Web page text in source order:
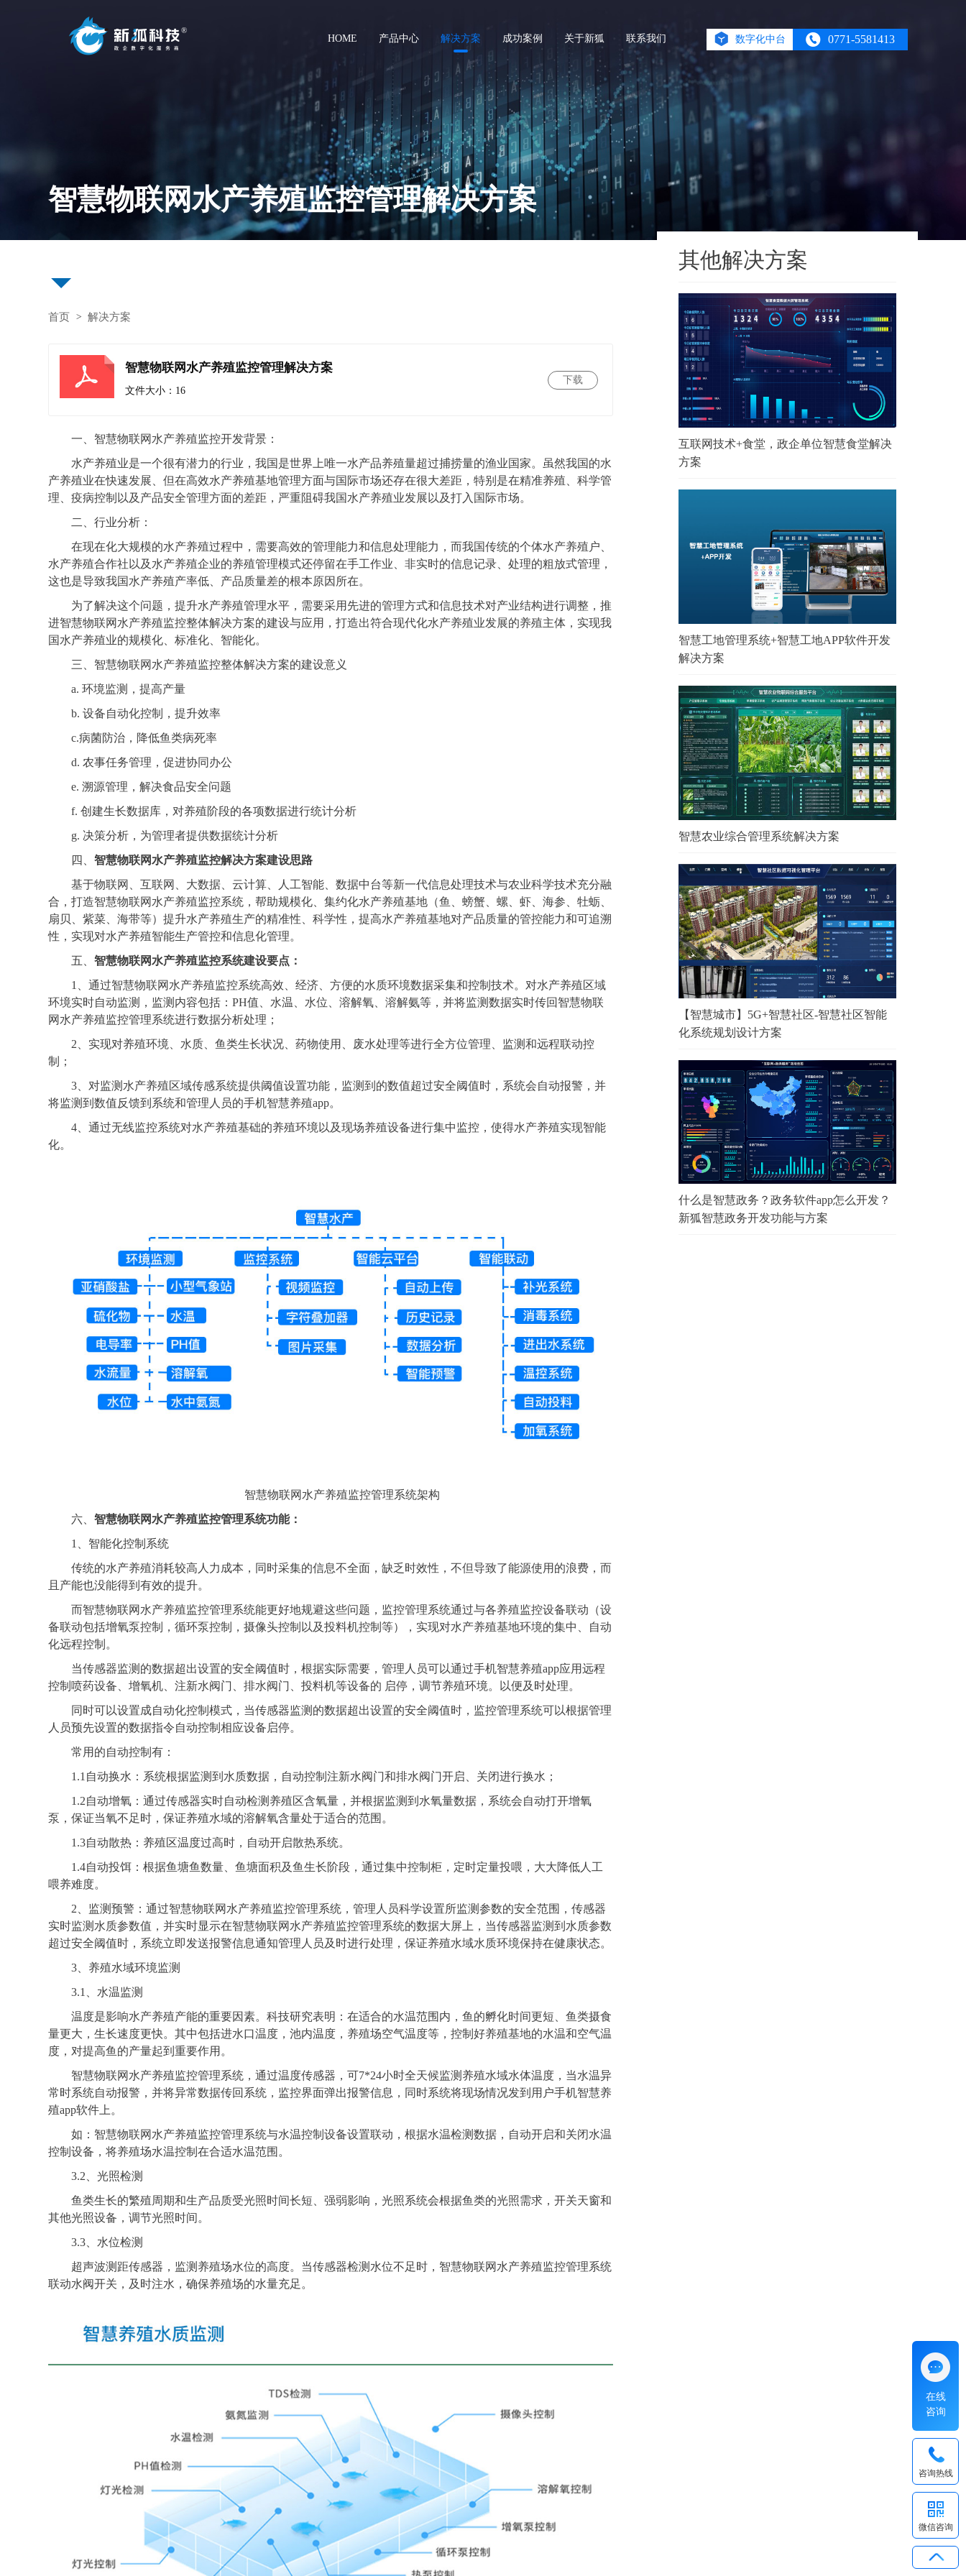
HOME 产品中心
应用监控预警服务
研发中台
云门户管理平台
单点登录服务(Cas)
工作流管理平台
统一权限管理服务
数据中台
数据治理&数据上报
数据集成服务
数据开发服务
主数据管理服务
数据安全网关
数字化中台架构
解决方案 成功案例 关于新狐 联系我们 数字化中台 0771-5581413
智慧物联网水产养殖监控管理解决方案
首页 > 解决方案
智慧物联网水产养殖监控管理解决方案
文件大小：16
下载
一、智慧物联网水产养殖监控开发背景：
水产养殖业是一个很有潜力的行业，我国是世界上唯一水产品养殖量超过捕捞量的渔业国家。虽然我国的水
产养殖业在快速发展、但在高效水产养殖基地管理方面与国际市场还存在很大差距，特别是在精准养殖、科学管
理、疫病控制以及产品安全管理方面的差距，严重阻碍我国水产养殖业发展以及打入国际市场。
二、行业分析：
在现在化大规模的水产养殖过程中，需要高效的管理能力和信息处理能力，而我国传统的个体水产养殖户、
水产养殖合作社以及水产养殖企业的养殖管理模式还停留在手工作业、非实时的信息记录、处理的粗放式管理，
这也是导致我国水产养殖产率低、产品质量差的根本原因所在。
为了解决这个问题，提升水产养殖管理水平，需要采用先进的管理方式和信息技术对产业结构进行调整，推
进智慧物联网水产养殖监控整体解决方案的建设与应用，打造出符合现代化水产养殖业发展的养殖主体，实现我
国水产养殖业的规模化、标准化、智能化。
三、智慧物联网水产养殖监控整体解决方案的建设意义
a. 环境监测，提高产量
b. 设备自动化控制，提升效率
c.病菌防治，降低鱼类病死率
d. 农事任务管理，促进协同办公
e. 溯源管理，解决食品安全问题
f. 创建生长数据库，对养殖阶段的各项数据进行统计分析
g. 决策分析，为管理者提供数据统计分析
四、智慧物联网水产养殖监控解决方案建设思路
基于物联网、互联网、大数据、云计算、人工智能、数据中台等新一代信息处理技术与农业科学技术充分融
合，打造智慧物联网水产养殖监控系统，帮助规模化、集约化水产养殖基地（鱼、螃蟹、螺、虾、海参、牡蛎、
扇贝、紫菜、海带等）提升水产养殖生产的精准性、科学性，提高水产养殖基地对产品质量的管控能力和可追溯
性，实现对水产养殖智能生产管控和信息化管理。
五、智慧物联网水产养殖监控系统建设要点：
1、通过智慧物联网水产养殖监控系统高效、经济、方便的水质环境数据采集和控制技术。对水产养殖区域
环境实时自动监测，监测内容包括：PH值、水温、水位、溶解氧、溶解氨等，并将监测数据实时传回智慧物联
网水产养殖监控管理系统进行数据分析处理；
2、实现对养殖环境、水质、鱼类生长状况、药物使用、废水处理等进行全方位管理、监测和远程联动控
制；
3、对监测水产养殖区域传感系统提供阈值设置功能，监测到的数值超过安全阈值时，系统会自动报警，并
将监测到数值反馈到系统和管理人员的手机智慧养殖app。
4、通过无线监控系统对水产养殖基础的养殖环境以及现场养殖设备进行集中监控，使得水产养殖实现智能
化。
智慧物联网水产养殖监控管理系统架构
六、智慧物联网水产养殖监控管理系统功能：
1、智能化控制系统
传统的水产养殖消耗较高人力成本，同时采集的信息不全面，缺乏时效性，不但导致了能源使用的浪费，而
且产能也没能得到有效的提升。
而智慧物联网水产养殖监控管理系统能更好地规避这些问题，监控管理系统通过与各养殖监控设备联动（设
备联动包括增氧泵控制，循环泵控制，摄像头控制以及投料机控制等），实现对水产养殖基地环境的集中、自动
化远程控制。
当传感器监测的数据超出设置的安全阈值时，根据实际需要，管理人员可以通过手机智慧养殖app应用远程
控制喷药设备、增氧机、注新水阀门、排水阀门、投料机等设备的 启停，调节养殖环境。以便及时处理。
同时可以设置成自动化控制模式，当传感器监测的数据超出设置的安全阈值时，监控管理系统可以根据管理
人员预先设置的数据指令自动控制相应设备启停。
常用的自动控制有：
1.1自动换水：系统根据监测到水质数据，自动控制注新水阀门和排水阀门开启、关闭进行换水；
1.2自动增氧：通过传感器实时自动检测养殖区含氧量，并根据监测到水氧量数据，系统会自动打开增氧
泵，保证当氧不足时，保证养殖水域的溶解氧含量处于适合的范围。
1.3自动散热：养殖区温度过高时，自动开启散热系统。
1.4自动投饵：根据鱼塘鱼数量、鱼塘面积及鱼生长阶段，通过集中控制柜，定时定量投喂，大大降低人工
喂养难度。
2、监测预警：通过智慧物联网水产养殖监控管理系统，管理人员科学设置所监测参数的安全范围，传感器
实时监测水质参数值，并实时显示在智慧物联网水产养殖监控管理系统的数据大屏上，当传感器监测到水质参数
超过安全阈值时，系统立即发送报警信息通知管理人员及时进行处理，保证养殖水域水质环境保持在健康状态。
3、养殖水域环境监测
3.1、水温监测
温度是影响水产养殖产能的重要因素。科技研究表明：在适合的水温范围内，鱼的孵化时间更短、鱼类摄食
量更大，生长速度更快。其中包括进水口温度，池内温度，养殖场空气温度等，控制好养殖基地的水温和空气温
度，对提高鱼的产量起到重要作用。
智慧物联网水产养殖监控管理系统，通过温度传感器，可7*24小时全天候监测养殖水域水体温度，当水温异
常时系统自动报警，并将异常数据传回系统，监控界面弹出报警信息，同时系统将现场情况发到用户手机智慧养
殖app软件上。
如：智慧物联网水产养殖监控管理系统与水温控制设备设置联动，根据水温检测数据，自动开启和关闭水温
控制设备，将养殖场水温控制在合适水温范围。
3.2、光照检测
鱼类生长的繁殖周期和生产品质受光照时间长短、强弱影响，光照系统会根据鱼类的光照需求，开关天窗和
其他光照设备，调节光照时间。
3.3、水位检测
超声波测距传感器，监测养殖场水位的高度。当传感器检测水位不足时，智慧物联网水产养殖监控管理系统
联动水阀开关，及时注水，确保养殖场的水量充足。
其他解决方案
互联网技术+食堂，政企单位智慧食堂解决
方案
智慧工地管理系统+智慧工地APP软件开发
解决方案
智慧农业综合管理系统解决方案
【智慧城市】5G+智慧社区-智慧社区智能
化系统规划设计方案
什么是智慧政务？政务软件app怎么开发？
新狐智慧政务开发功能与方案
在线
咨询
咨询热线
微信咨询